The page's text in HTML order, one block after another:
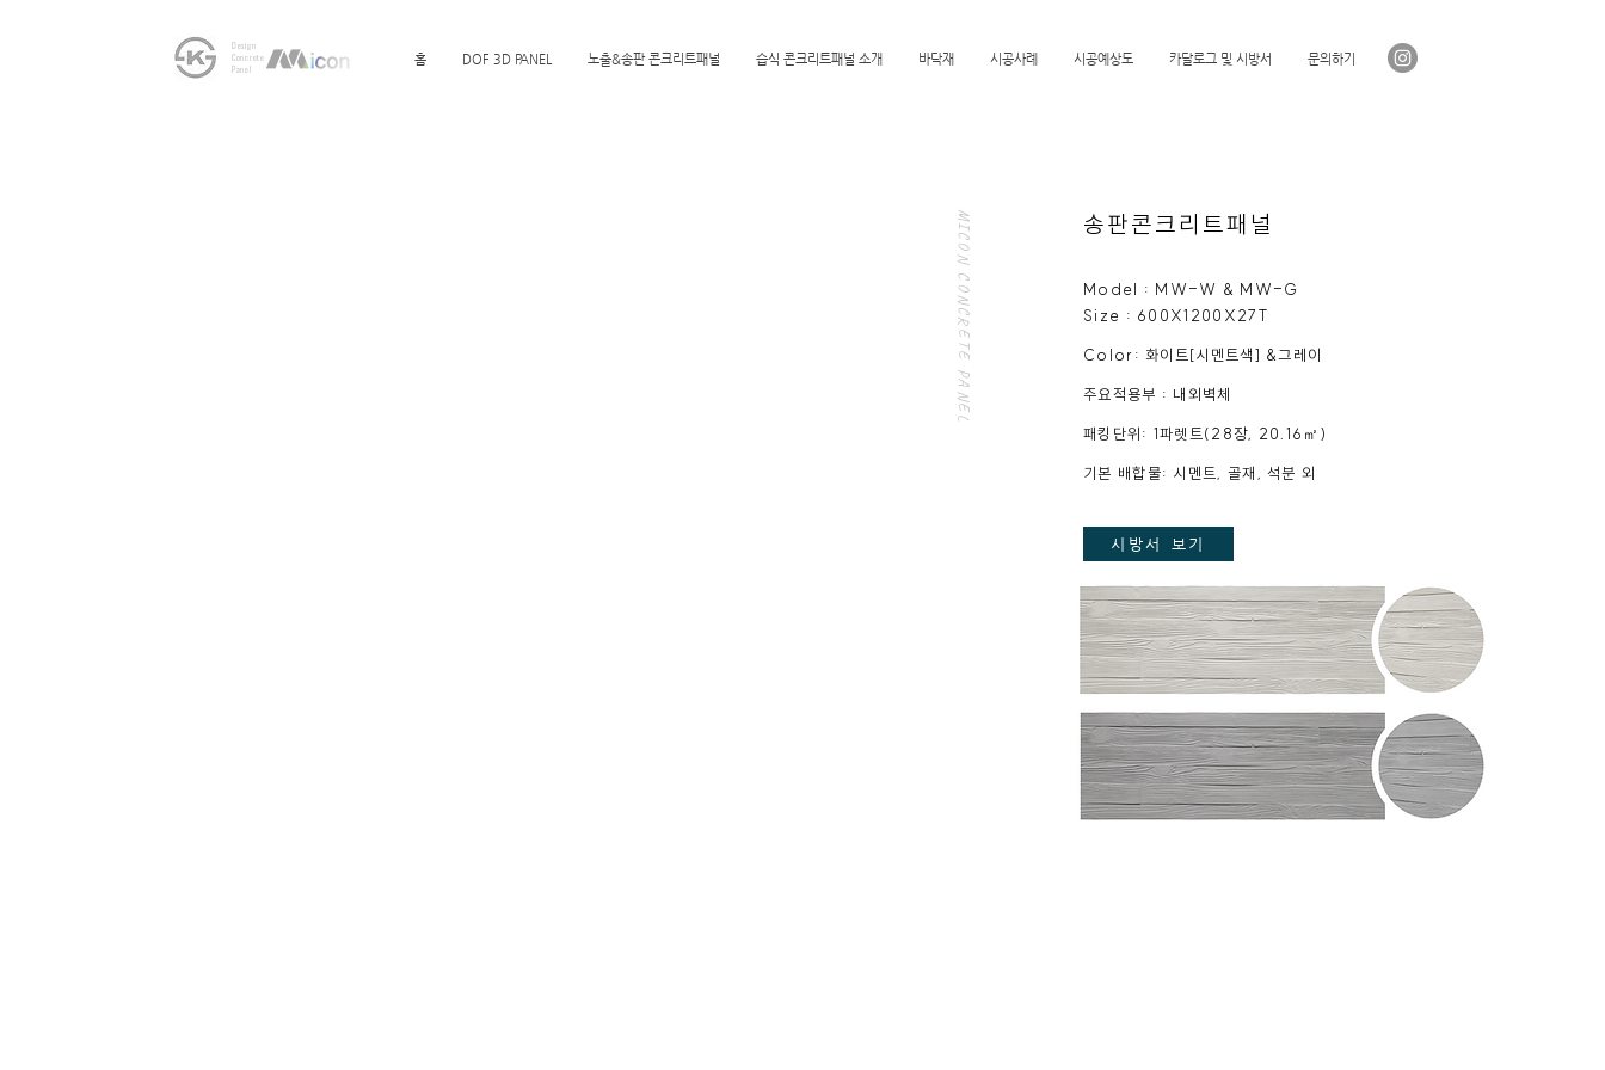
Design
Concrete
Panel
홈 DOF 3D PANEL 노출&송판 콘크리트패널 습식 콘크리트패널 소개 바닥재 시공사례 시공예상도 카달로그 및 시방서 문의하기
​송판콘크리트패널
Model : MW-W & MW-G
Size : 600X1200X27T
Color: 화이트[시멘 트색] &그레이
주요적용부 : 내외벽체
​패킹단위: 1파렛트(28장, 20.16㎡)
​기본 배합물: 시멘트, 골재, 석분 외
MICON CONCRETE PANEL
시방서 보기